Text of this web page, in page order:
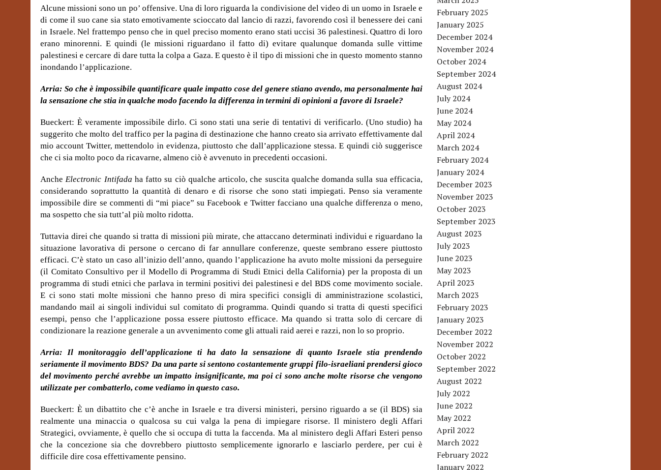
Alcune missioni sono un po’ offensive. Una di loro riguarda la condivisione del video di un uomo in Israele e
di come il suo cane sia stato emotivamente scioccato dal lancio di razzi, favorendo così il benessere dei cani
in Israele. Nel frattempo penso che in quel preciso momento erano stati uccisi 36 palestinesi. Quattro di loro
erano minorenni. E quindi (le missioni riguardano il fatto di) evitare qualunque domanda sulle vittime
palestinesi e cercare di dare tutta la colpa a Gaza. E questo è il tipo di missioni che in questo momento stanno
inondando l’applicazione.
Arria: So che è impossibile quantificare quale impatto cose del genere stiano avendo, ma personalmente hai
la sensazione che stia in qualche modo facendo la differenza in termini di opinioni a favore di Israele?
Bueckert: È veramente impossibile dirlo. Ci sono stati una serie di tentativi di verificarlo. (Uno studio) ha
suggerito che molto del traffico per la pagina di destinazione che hanno creato sia arrivato effettivamente dal
mio account Twitter, mettendolo in evidenza, piuttosto che dall’applicazione stessa. E quindi ciò suggerisce
che ci sia molto poco da ricavarne, almeno ciò è avvenuto in precedenti occasioni.
AncheElectronic Intifada ha fatto su ciò qualche articolo, che suscita qualche domanda sulla sua efficacia,
considerando soprattutto la quantità di denaro e di risorse che sono stati impiegati. Penso sia veramente
impossibile dire se commenti di “mi piace” su Facebook e Twitter facciano una qualche differenza o meno,
ma sospetto che sia tutt’al più molto ridotta.
Tuttavia direi che quando si tratta di missioni più mirate, che attaccano determinati individui e riguardano la
situazione lavorativa di persone o cercano di far annullare conferenze, queste sembrano essere piuttosto
efficaci. C’è stato un caso all’inizio dell’anno, quando l’applicazione ha avuto molte missioni da perseguire
(il Comitato Consultivo per il Modello di Programma di Studi Etnici della California) per la proposta di un
programma di studi etnici che parlava in termini positivi dei palestinesi e del BDS come movimento sociale.
E ci sono stati molte missioni che hanno preso di mira specifici consigli di amministrazione scolastici,
mandando mail ai singoli individui sul comitato di programma. Quindi quando si tratta di questi specifici
esempi, penso che l’applicazione possa essere piuttosto efficace. Ma quando si tratta solo di cercare di
condizionare la reazione generale a un avvenimento come gli attuali raid aerei e razzi, non lo so proprio.
Arria: Il monitoraggio dell’applicazione ti ha dato la sensazione di quanto Israele stia prendendo
seriamente il movimento BDS? Da una parte si sentono costantemente gruppi filo-israeliani prendersi gioco
del movimento perché avrebbe un impatto insignificante, ma poi ci sono anche molte risorse che vengono
utilizzate per combatterlo, come vediamo in questo caso.
Bueckert: È un dibattito che c’è anche in Israele e tra diversi ministeri, persino riguardo a se (il BDS) sia
realmente una minaccia o qualcosa su cui valga la pena di impiegare risorse. Il ministero degli Affari
Strategici, ovviamente, è quello che si occupa di tutta la faccenda. Ma al ministero degli Affari Esteri penso
che la concezione sia che dovrebbero piuttosto semplicemente ignorarlo e lasciarlo perdere, per cui è
difficile dire cosa effettivamente pensino.
February 2025
January 2025
December 2024
November 2024
October 2024
September 2024
August 2024
July 2024
June 2024
May 2024
April 2024
March 2024
February 2024
January 2024
December 2023
November 2023
October 2023
September 2023
August 2023
July 2023
June 2023
May 2023
April 2023
March 2023
February 2023
January 2023
December 2022
November 2022
October 2022
September 2022
August 2022
July 2022
June 2022
May 2022
April 2022
March 2022
February 2022
January 2022